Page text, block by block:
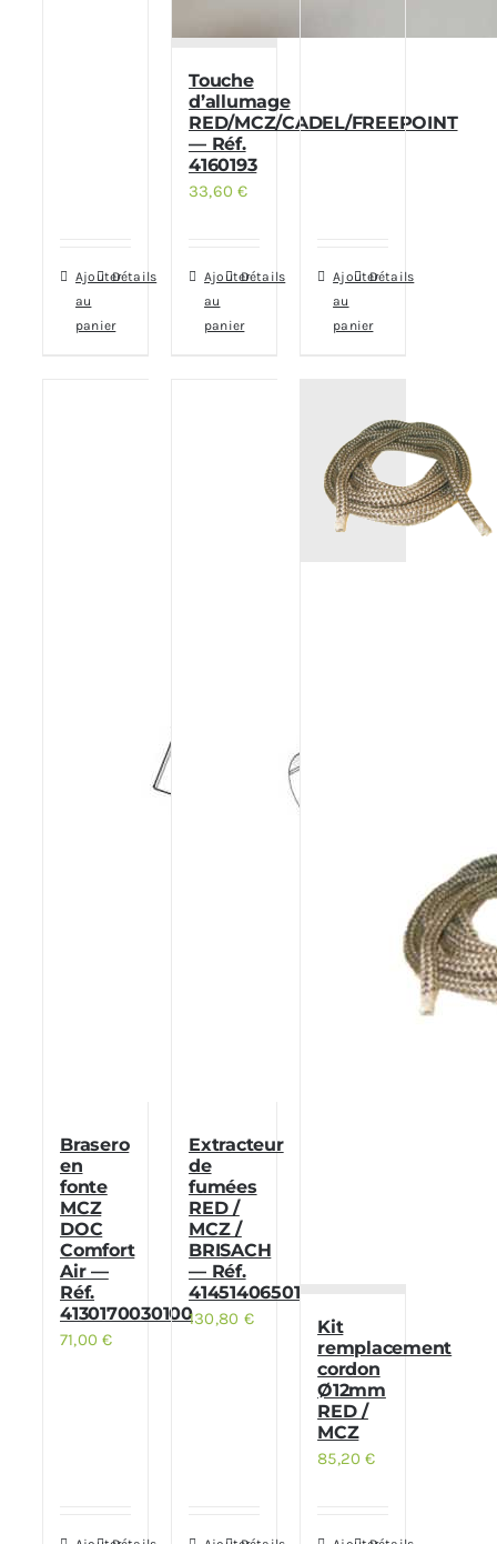
Ajouter
au
panier
Détails
Touche
d’allumage
RED/MCZ/CADEL/FREEPOINT
— Réf.
4160193
33,60€
Ajouter
au
panier
Détails
Ajouter
au
panier
Détails
Brasero
en
fonte
MCZ
DOC
Comfort
Air —
Réf.
4130170030100
71,00€
Extracteur
de
fumées
RED /
MCZ /
BRISACH
— Réf.
41451406501
130,80 €
Kit
remplacement
cordon
Ø12mm
RED /
MCZ
85,20€